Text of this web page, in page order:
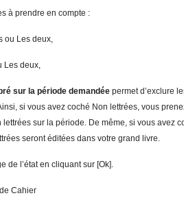
à prendre en compte :
ou Les deux,
Les deux,
sur la période demandée permet d’exclure
si vous avez coché Non lettrées, vous
sur la période. De même, si vous avez
seront éditées dans votre grand livre.
de l’état en cliquant sur [Ok].
Cahier